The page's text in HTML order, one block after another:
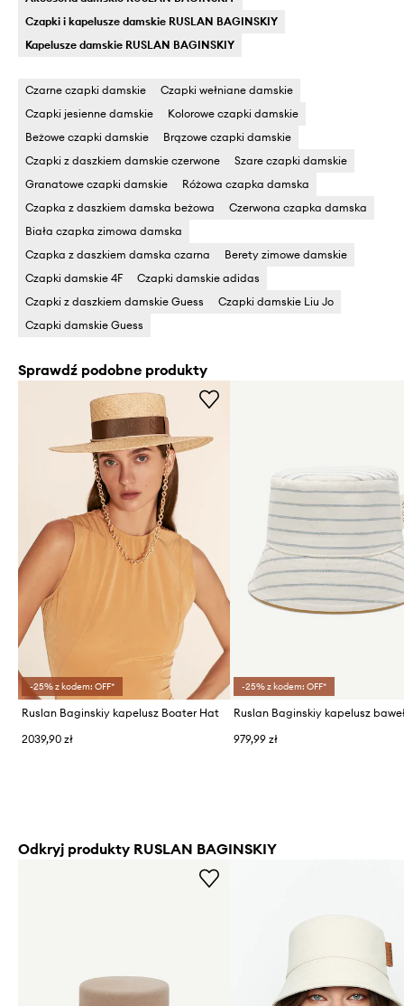
Czapki i kapelusze damskie RUSLAN BAGINSKIY
Kapelusze damskie RUSLAN BAGINSKIY
Czarne czapki damskie
Czapki wełniane damskie
Czapki jesienne damskie
Kolorowe czapki damskie
Beżowe czapki damskie
Brązowe czapki damskie
Czapki z daszkiem damskie czerwone
Szare czapki damskie
Granatowe czapki damskie
Różowa czapka damska
Czapka z daszkiem damska beżowa
Czerwona czapka damska
Biała czapka zimowa damska
Czapka z daszkiem damska czarna
Berety zimowe damskie
Czapki damskie 4F
Czapki damskie adidas
Czapki z daszkiem damskie Guess
Czapki damskie Liu Jo
Czapki damskie Guess
Sprawdź podobne produkty
-25% z kodem: OFF*
Ruslan Baginskiy kapelusz Boater Hat
2039,90 zł
-25% z kodem: OFF*
979,99 zł
Odkryj produkty RUSLAN BAGINSKIY